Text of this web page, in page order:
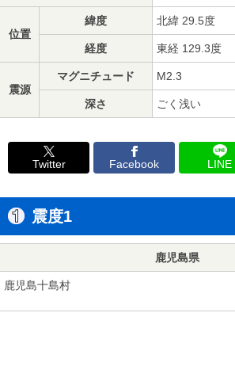
位置
緯度 北緯 29.5度
経度 東経 129.3度
震源
マグニチュード M2.3
深さ ごく浅い
Twitter Facebook LINE
震度1
鹿児島県
鹿児島十島村